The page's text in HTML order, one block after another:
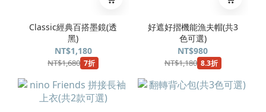
Classic經典百搭墨鏡(透
黑)
NT$1,180
NT$1,680 7折
好遮好摺機能漁夫帽(共3
色可選)
NT$980
NT$1,180 8.3折